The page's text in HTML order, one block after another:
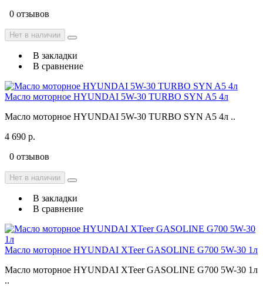
0 отзывов
Нет в наличии
В закладки
В сравнение
Масло моторное HYUNDAI 5W-30 TURBO SYN A5 4л
Масло моторное HYUNDAI 5W-30 TURBO SYN A5 4л ..
4 690 р.
0 отзывов
Нет в наличии
В закладки
В сравнение
Масло моторное HYUNDAI XTeer GASOLINE G700 5W-30 1л
Масло моторное HYUNDAI XTeer GASOLINE G700 5W-30 1л
..